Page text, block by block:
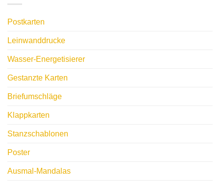
Postkarten
Leinwanddrucke
Wasser-Energetisierer
Gestanzte Karten
Briefumschläge
Klappkarten
Stanzschablonen
Poster
Ausmal-Mandalas